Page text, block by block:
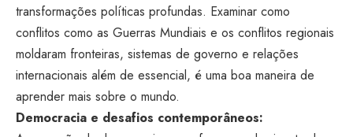
transformações políticas profundas. Examinar como
conflitos como as Guerras Mundiais e os conflitos regionais
moldaram fronteiras, sistemas de governo e relações
internacionais além de essencial, é uma boa maneira de
aprender mais sobre o mundo.
Democracia e desafios contemporâneos: